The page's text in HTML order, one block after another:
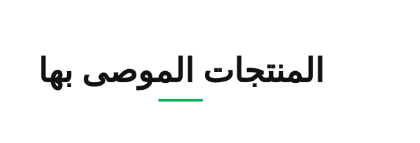
المنتجات الموصى بها